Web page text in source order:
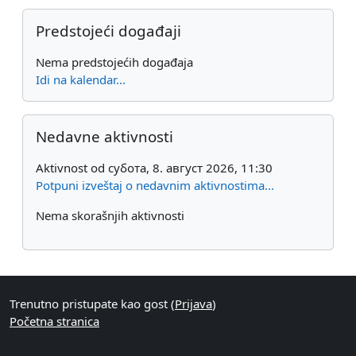
Preskoči Predstojeći događaji
Predstojeći događaji
Nema predstojećih događaja
Idi na kalendar...
Preskoči Nedavne aktivnosti
Nedavne aktivnosti
Aktivnost od субота, 8. август 2026, 11:30
Potpuni izveštaj o nedavnim aktivnostima...
Nema skorašnjih aktivnosti
Trenutno pristupate kao gost (Prijava)
Početna stranica